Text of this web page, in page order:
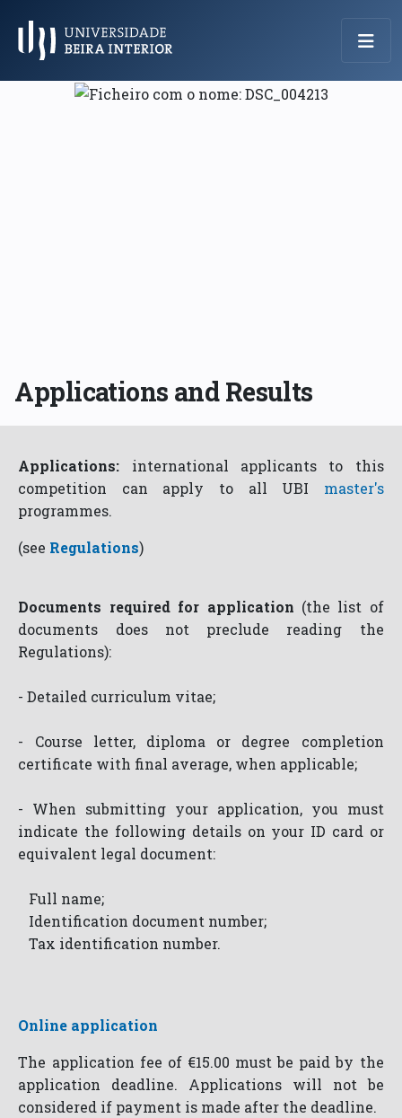
Menu Principal
Applications and Results
Applications: international applicants to this
competition can apply to all UBI master's
programmes.
(see Regulations)
Documents required for application (the list of
documents does not preclude reading the
Regulations):
- Detailed curriculum vitae;
- Course letter, diploma or degree completion
certificate with final average, when applicable;
- When submitting your application, you must
indicate the following details on your ID card or
equivalent legal document:
Full name;
Identification document number;
Tax identification number.
Online application
The application fee of €15.00 must be paid by the
application deadline. Applications will not be
considered if payment is made after the deadline.